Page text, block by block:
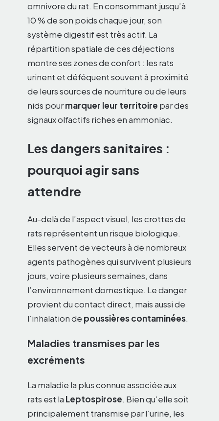
omnivore du rat. En consommant jusqu’à
10 % de son poids chaque jour, son
système digestif est très actif. La
répartition spatiale de ces déjections
montre ses zones de confort : les rats
urinent et déféquent souvent à proximité
de leurs sources de nourriture ou de leurs
nids pourmarquer leur territoire par des
signaux olfactifs riches en ammoniac.
Les dangers sanitaires :
pourquoi agir sans
attendre
Au-delà de l’aspect visuel, les crottes de
rats représentent un risque biologique.
Elles servent de vecteurs à de nombreux
agents pathogènes qui survivent plusieurs
jours, voire plusieurs semaines, dans
l’environnement domestique. Le danger
provient du contact direct, mais aussi de
l’inhalation de poussières contaminées.
Maladies transmises par les
excréments
La maladie la plus connue associée aux
rats est la Leptospirose. Bien qu’elle soit
principalement transmise par l’urine, les